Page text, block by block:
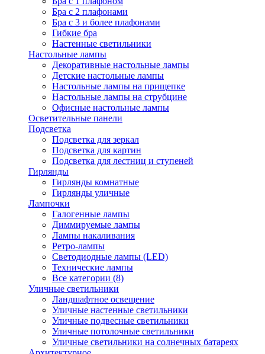
Бра с 2 плафонами
Бра с 3 и более плафонами
Гибкие бра
Настенные светильники
Настольные лампы
Декоративные настольные лампы
Детские настольные лампы
Настольные лампы на прищепке
Настольные лампы на струбцине
Офисные настольные лампы
Осветительные панели
Подсветка
Подсветка для зеркал
Подсветка для картин
Подсветка для лестниц и ступеней
Гирлянды
Гирлянды комнатные
Гирлянды уличные
Лампочки
Галогенные лампы
Диммируемые лампы
Лампы накаливания
Ретро-лампы
Светодиодные лампы (LED)
Технические лампы
Все категории (8)
Уличные светильники
Ландшафтное освещение
Уличные настенные светильники
Уличные подвесные светильники
Уличные потолочные светильники
Уличные светильники на солнечных батареях